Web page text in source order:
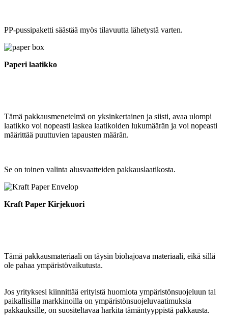
PP-pussipaketti säästää myös tilavuutta lähetystä varten.
Paperi laatikko
Tämä pakkausmenetelmä on yksinkertainen ja siisti, avaa ulompi
laatikko voi nopeasti laskea laatikoiden lukumäärän ja voi nopeasti
määrittää puuttuvien tapausten määrän.
Se on toinen valinta alusvaatteiden pakkauslaatikosta.
Kraft Paper Kirjekuori
Tämä pakkausmateriaali on täysin biohajoava materiaali, eikä sillä
ole pahaa ympäristövaikutusta.
Jos yrityksesi kiinnittää erityistä huomiota ympäristönsuojeluun tai
paikallisilla markkinoilla on ympäristönsuojeluvaatimuksia
pakkauksille, on suositeltavaa harkita tämäntyyppistä pakkausta.